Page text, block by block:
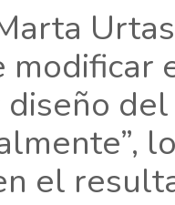
modificar
el